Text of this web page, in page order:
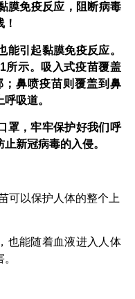
膜免疫反应，阻断病毒
能引起黏膜免疫反应。
所示。吸入式疫苗覆盖
鼻喷疫苗则覆盖到鼻
吸道。
罩，牢牢保护好我们呼
新冠病毒的入侵。
可以保护人体的整个上
也能随着血液进入人体